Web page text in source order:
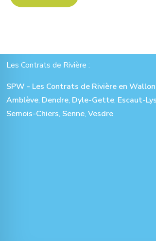
Les Contrats de Rivière :
SPW - Les Contrats de Rivière en
Amblève, Dendre, Dyle-Gette, Escaut-Lys
Semois-Chiers, Senne, Vesdre